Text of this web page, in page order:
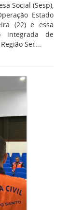
Social (Sesp),
Estado
(22) e essa
integrada de
Ser...